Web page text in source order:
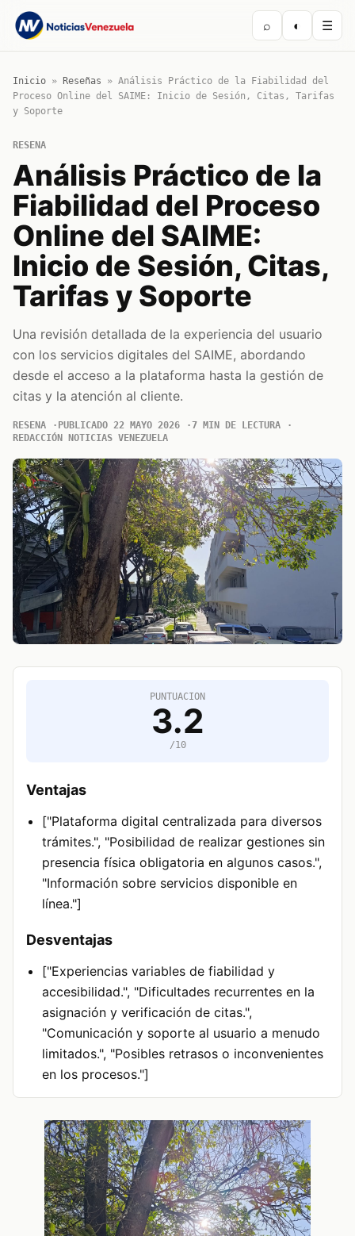
⌕ ◐ ☰
Inicio » Reseñas » Análisis Práctico de la Fiabilidad del
Proceso Online del SAIME: Inicio de Sesión, Citas, Tarifas
y Soporte
RESENA
Análisis Práctico de la
Fiabilidad del Proceso
Online del SAIME:
Inicio de Sesión, Citas,
Tarifas y Soporte
Una revisión detallada de la experiencia del usuario
con los servicios digitales del SAIME, abordando
desde el acceso a la plataforma hasta la gestión de
citas y la atención al cliente.
RESENA PUBLICADO 22 MAYO 2026
7 MIN DE LECTURA
REDACCIÓN NOTICIAS VENEZUELA
PUNTUACION
3.2
/10
Ventajas
["Plataforma digital centralizada para diversos
trámites.", "Posibilidad de realizar gestiones sin
presencia física obligatoria en algunos casos.",
"Información sobre servicios disponible en
línea."]
Desventajas
["Experiencias variables de fiabilidad y
accesibilidad.", "Dificultades recurrentes en la
asignación y verificación de citas.",
"Comunicación y soporte al usuario a menudo
limitados.", "Posibles retrasos o inconvenientes
en los procesos."]